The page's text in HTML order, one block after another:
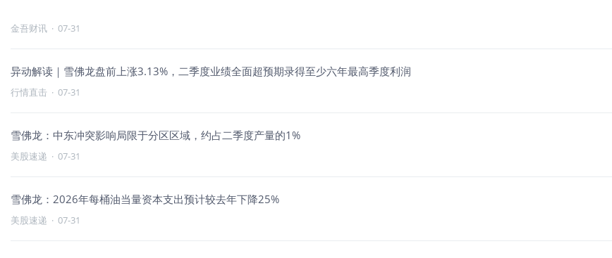
金吾财讯 · 07-31
异动解读｜雪佛龙盘前上涨3.13%，二季度业绩全面超预期录得至少六年最高季度利润
行情直击 · 07-31
雪佛龙：中东冲突影响局限于分区区域，约占二季度产量的1%
美股速递 · 07-31
雪佛龙：2026年每桶油当量资本支出预计较去年下降25%
美股速递 · 07-31